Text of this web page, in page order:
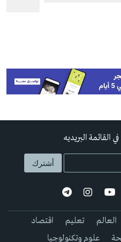
القائمة البريديه
العالم تعليم
اقتصاد
علوم وتكنولوجيا